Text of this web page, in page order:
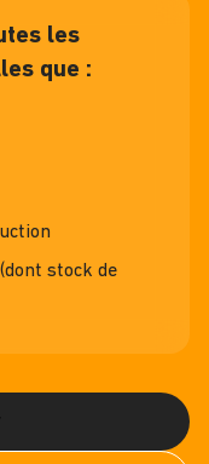
les
que :
stock de